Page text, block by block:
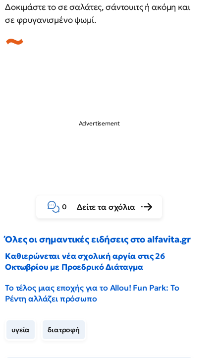
Δοκιμάστε το σε σαλάτες, σάντουιτς ή ακόμη και
σε φρυγανισμένο ψωμί.
0 Δείτε τα σχόλια
Όλες οι σημαντικές ειδήσεις στο alfavita.gr
Καθιερώνεται νέα σχολική αργία στις 26
Οκτωβρίου με Προεδρικό Διάταγμα
Το τέλος μιας εποχής για το Allou! Fun Park: Το
Ρέντη αλλάζει πρόσωπο
υγεία διατροφή